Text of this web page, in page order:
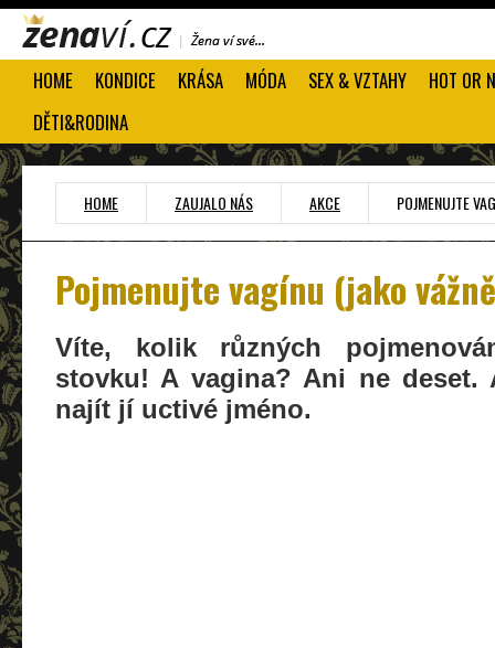
HOME KONDICE KRÁSA MÓDA SEX & VZTAHY
HOT OR
DĚTI&RODINA
HOME ZAUJALO NÁS AKCE POJMENUJTE
Pojmenujte vagínu (jako
Víte, kolik různých
stovku! A vagina? Ani ne deset.
najít jí uctivé jméno.